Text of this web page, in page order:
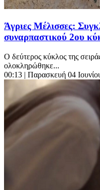
Άγριες Μέλισσες:
συναρπαστικού 2ου
Ο δεύτερος κύκλος της
ολοκληρώθηκε...
00:13 | Παρασκευή 04